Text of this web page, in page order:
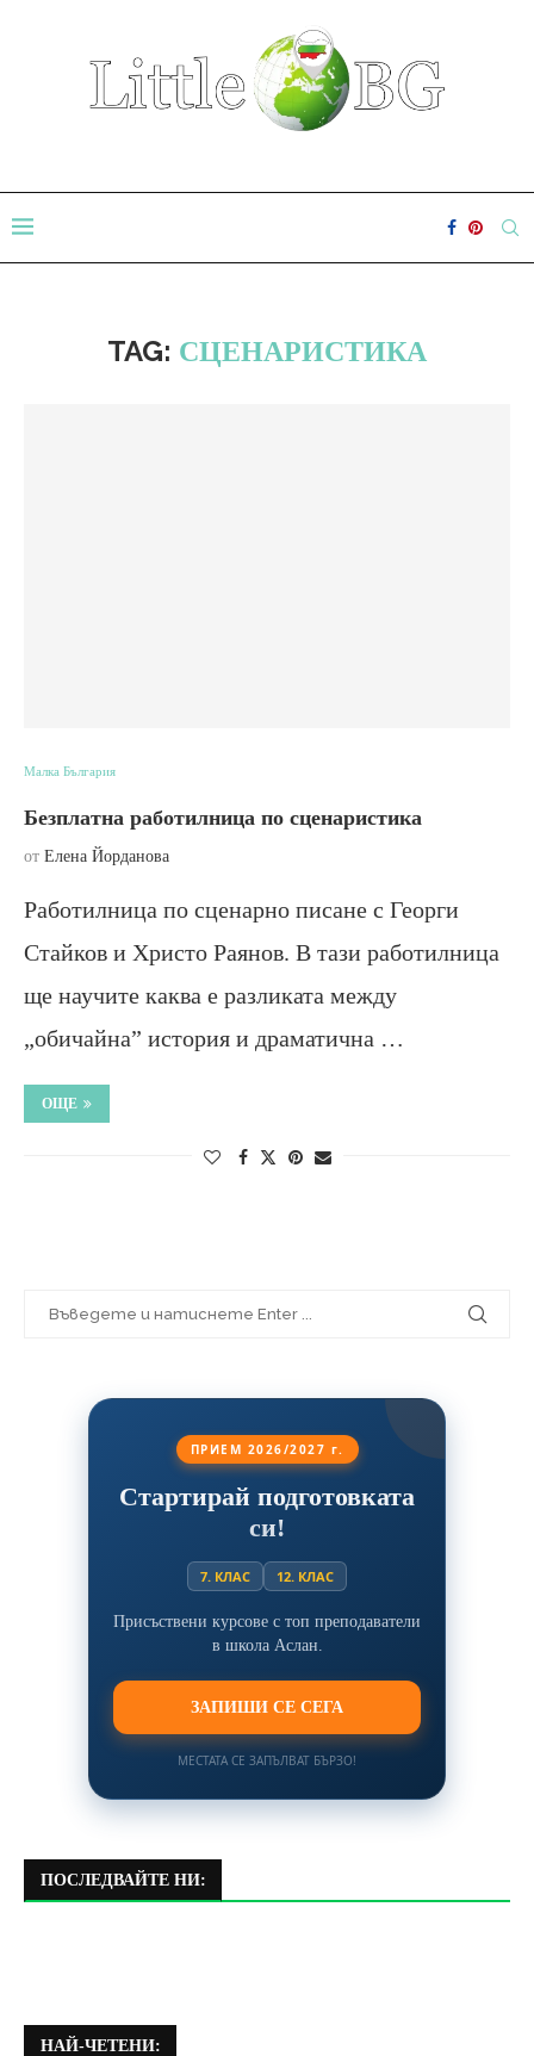
TAG: СЦЕНАРИСТИКА
Малка България
Безплатна работилница по сценаристика
от Елена Йорданова
Работилница по сценарно писане с Георги
Стайков и Христо Раянов. В тази работилница
ще научите каква е разликата между
„обичайна” история и драматична …
ОЩЕ
ПРИЕМ 2026/2027 г.
Стартирай подготовката
си!
7. КЛАС 12. КЛАС
Присъствени курсове с топ преподаватели
в школа Аслан.
ЗАПИШИ СЕ СЕГА
МЕСТАТА СЕ ЗАПЪЛВАТ БЪРЗО!
ПОСЛЕДВАЙТЕ НИ:
НАЙ-ЧЕТЕНИ: